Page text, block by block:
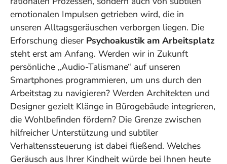
emotionalen Impulsen getrieben wird, die in
unseren Alltagsgeräuschen verborgen liegen. Die
Erforschung dieser Psychoakustik am Arbeitsplatz
steht erst am Anfang. Werden wir in Zukunft
persönliche „Audio-Talismane“ auf unseren
Smartphones programmieren, um uns durch den
Arbeitstag zu navigieren? Werden Architekten und
Designer gezielt Klänge in Bürogebäude integrieren,
die Wohlbefinden fördern? Die Grenze zwischen
hilfreicher Unterstützung und subtiler
Verhaltenssteuerung ist dabei fließend. Welches
Geräusch aus Ihrer Kindheit würde bei Ihnen heute